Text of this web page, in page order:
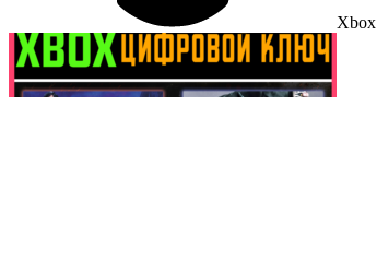
Xbox